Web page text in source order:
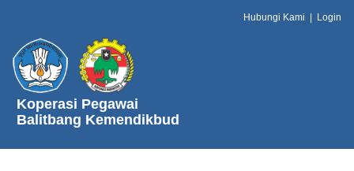
Hubungi Kami Login
Koperasi Pegawai
Balitbang Kemendikbud